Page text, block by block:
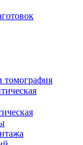
томография